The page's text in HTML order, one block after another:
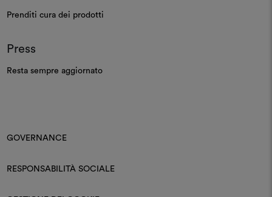
Prenditi cura dei prodotti
Press
Resta sempre aggiornato
GOVERNANCE
RESPONSABILITÀ SOCIALE